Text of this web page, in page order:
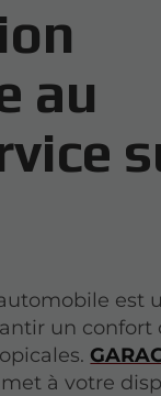
au
est
un confort
met à votre